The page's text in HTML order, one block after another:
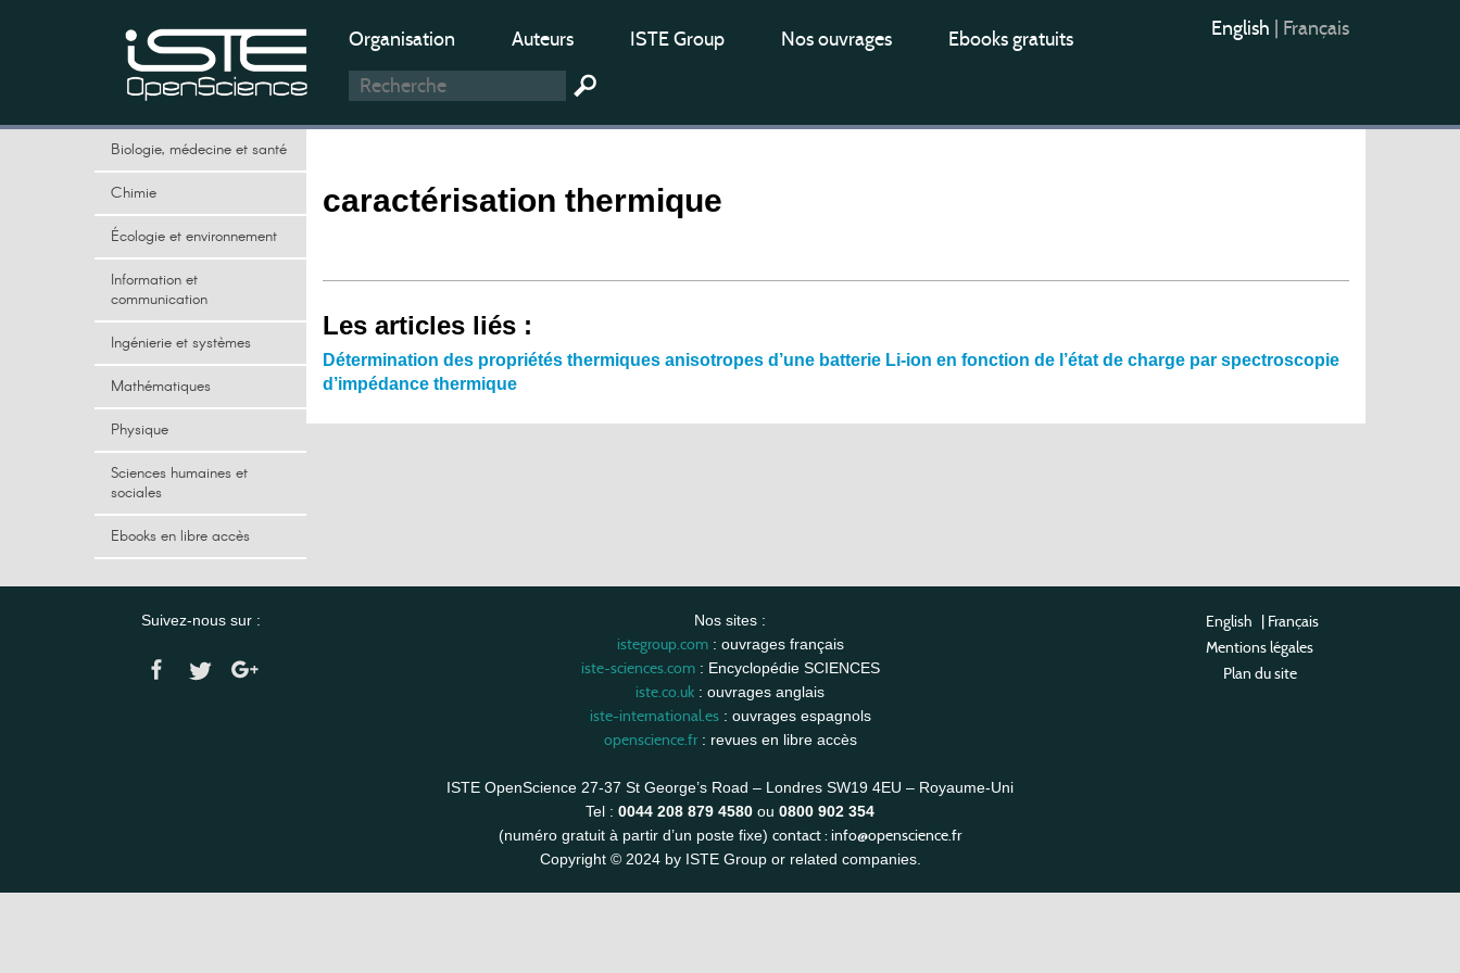
Organisation Auteurs ISTE Group Nos ouvrages Ebooks gratuits English Français
Biologie, médecine et santé
Chimie
Écologie et environnement
Information et
communication
Ingénierie et systèmes
Mathématiques
Physique
Sciences humaines et
sociales
Ebooks en libre accès
caractérisation thermique
Les articles liés :
Détermination des propriétés thermiques anisotropes d’une batterie Li-ion en fonction de l’état de charge par spectroscopie
d’impédance thermique
Suivez-nous sur : Nos sites :
istegroup.com: ouvrages français
iste-sciences.com: Encyclopédie SCIENCES
iste.co.uk : ouvrages anglais
iste-international.es: ouvrages espagnols
openscience.fr: revues en libre accès
ISTE OpenScience 27-37 St George’s Road – Londres SW19 4EU – Royaume-Uni
Tel : 0044 208 879 4580 ou 0800 902 354
(numéro gratuit à partir d’un poste fixe) contact : info@openscience.fr
Copyright © 2024 by ISTE Group or related companies.
English | Français
Mentions légales
Plan du site